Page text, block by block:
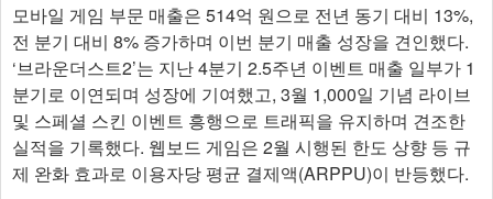
모바일 게임 부문 매출은 514억 원으로 전년 동기 대비 13%,
전 분기 대비 8% 증가하며 이번 분기 매출 성장을 견인했다.
‘브라운더스트2’는 지난 4분기 2.5주년 이벤트 매출 일부가 1
분기로 이연되며 성장에 기여했고, 3월 1,000일 기념 라이브
및 스페셜 스킨 이벤트 흥행으로 트래픽을 유지하며 견조한
실적을 기록했다. 웹보드 게임은 2월 시행된 한도 상향 등 규
제 완화 효과로 이용자당 평균 결제액(ARPPU)이 반등했다.